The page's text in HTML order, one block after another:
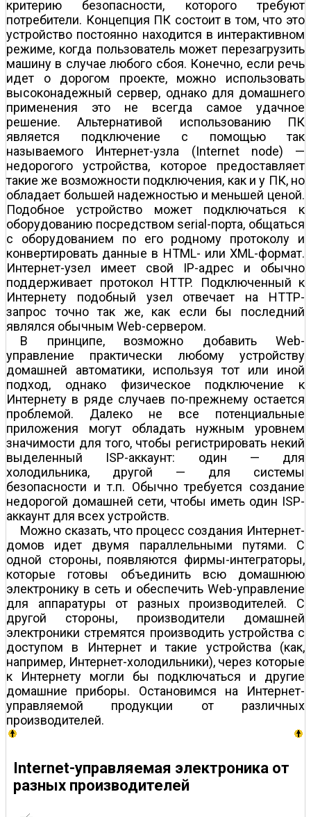
критерию безопасности, которого требуют
потребители. Концепция ПК состоит в том, что это
устройство постоянно находится в интерактивном
режиме, когда пользователь может перезагрузить
машину в случае любого сбоя. Конечно, если речь
идет о дорогом проекте, можно использовать
высоконадежный сервер, однако для домашнего
применения это не всегда самое удачное
решение. Альтернативой использованию ПК
является подключение с помощью так
называемого Интернет-узла (Internet node) —
недорогого устройства, которое предоставляет
такие же возможности подключения, как и у ПК, но
обладает большей надежностью и меньшей ценой.
Подобное устройство может подключаться к
оборудованию посредством serial-порта, общаться
с оборудованием по его родному протоколу и
конвертировать данные в HTML- или XML-формат.
Интернет-узел имеет свой IP-адрес и обычно
поддерживает протокол HTTP. Подключенный к
Интернету подобный узел отвечает на HTTP-
запрос точно так же, как если бы последний
являлся обычным Web-сервером.
В принципе, возможно добавить Web-
управление практически любому устройству
домашней автоматики, используя тот или иной
подход, однако физическое подключение к
Интернету в ряде случаев по-прежнему остается
проблемой. Далеко не все потенциальные
приложения могут обладать нужным уровнем
значимости для того, чтобы регистрировать некий
выделенный ISP-аккаунт: один — для
холодильника, другой — для системы
безопасности и т.п. Обычно требуется создание
недорогой домашней сети, чтобы иметь один ISP-
аккаунт для всех устройств.
Можно сказать, что процесс создания Интернет-
домов идет двумя параллельными путями. С
одной стороны, появляются фирмы-интеграторы,
которые готовы объединить всю домашнюю
электронику в сеть и обеспечить Web-управление
для аппаратуры от разных производителей. С
другой стороны, производители домашней
электроники стремятся производить устройства с
доступом в Интернет и такие устройства (как,
например, Интернет-холодильники), через которые
к Интернету могли бы подключаться и другие
домашние приборы. Остановимся на Интернет-
управляемой продукции от различных
производителей.
Internet-управляемая электроника от
разных производителей